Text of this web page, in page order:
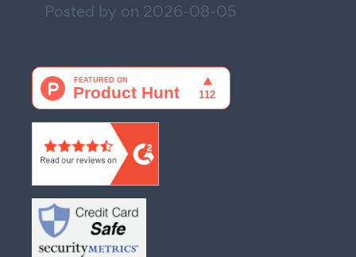
Posted by on 2026-08-05